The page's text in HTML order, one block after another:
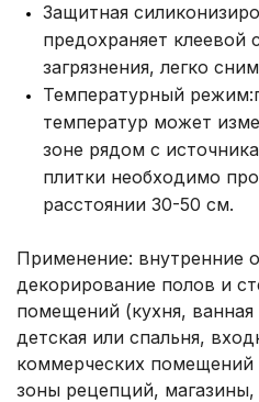
Защитная
предохраняет клеевой
загрязнения, легко
Температурный
температур может
зоне рядом с
плитки необходимо
расстоянии 30-50 см.
Применение: внутренние
декорирование полов и
помещений (кухня, ванная
детская или спальня,
коммерческих
зоны рецепций,